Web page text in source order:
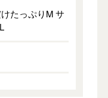
たっぷりM サ